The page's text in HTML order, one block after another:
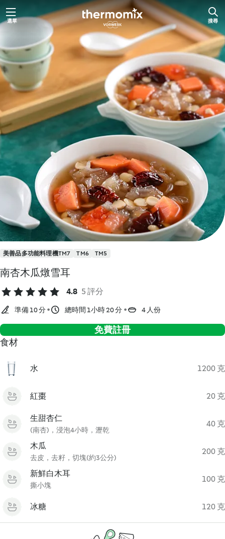
跳
要
內
容
選單 搜尋
美善品多功能料理機TM7 TM6 TM5
南杏木瓜燉雪耳
4.8 5 評分
準備 10 分 總時間 1小時 20 分 4 人份
免費註冊
食材
水 1200 克
紅棗 20 克
生甜杏仁
(南杏)，浸泡4小時，瀝乾
40 克
木瓜
去皮，去籽，切塊(約3公分)
200 克
新鮮白木耳
撕小塊
100 克
冰糖 120 克